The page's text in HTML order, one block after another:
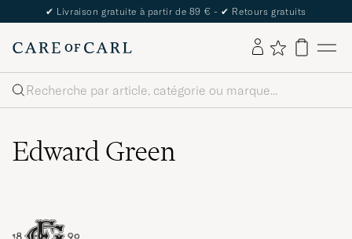
✔ Livraison gratuite à partir de 89 € - ✔ Retours gratuits
Rechercher
Edward Green